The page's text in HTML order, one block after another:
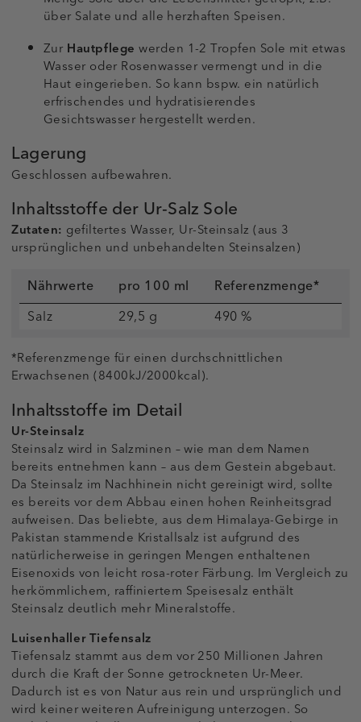
über Salate und alle herzhaften Speisen.
Zur Hautpflege werden 1-2 Tropfen Sole mit etwas
Wasser oder Rosenwasser vermengt und in die
Haut eingerieben. So kann bspw. ein natürlich
erfrischendes und hydratisierendes
Gesichtswasser hergestellt werden.
Lagerung
Geschlossen aufbewahren.
Inhaltsstoffe der Ur-Salz Sole
Zutaten: gefiltertes Wasser, Ur-Steinsalz (aus 3
ursprünglichen und unbehandelten Steinsalzen)
Nährwerte pro 100 ml
Referenzmenge*
Salz
29,5 g 490 %
*Referenzmenge für einen durchschnittlichen
Erwachsenen (8400kJ/2000kcal).
Inhaltsstoffe im Detail
Ur-Steinsalz
Steinsalz wird in Salzminen – wie man dem Namen
bereits entnehmen kann – aus dem Gestein abgebaut.
Da Steinsalz im Nachhinein nicht gereinigt wird, sollte
es bereits vor dem Abbau einen hohen Reinheitsgrad
aufweisen. Das beliebte, aus dem Himalaya-Gebirge in
Pakistan stammende Kristallsalz ist aufgrund des
natürlicherweise in geringen Mengen enthaltenen
Eisenoxids von leicht rosa-roter Färbung. Im Vergleich zu
herkömmlichem, raffiniertem Speisesalz enthält
Steinsalz deutlich mehr Mineralstoffe.
Luisenhaller Tiefensalz
Tiefensalz stammt aus dem vor 250 Millionen Jahren
durch die Kraft der Sonne getrockneten Ur-Meer.
Dadurch ist es von Natur aus rein und ursprünglich und
wird keiner weiteren Aufreinigung unterzogen. So